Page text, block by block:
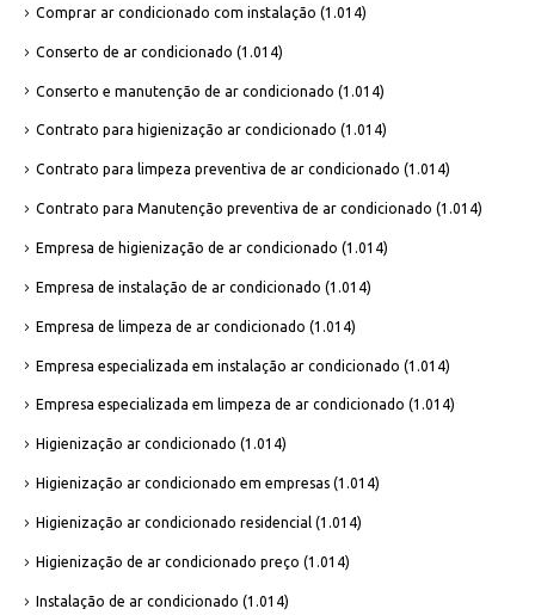
Comprar ar condicionado com instalação (1.014)
Conserto de ar condicionado (1.014)
Conserto e manutenção de ar condicionado (1.014)
Contrato para higienização ar condicionado (1.014)
Contrato para limpeza preventiva de ar condicionado (1.014)
Contrato para Manutenção preventiva de ar condicionado (1.014)
Empresa de higienização de ar condicionado (1.014)
Empresa de instalação de ar condicionado (1.014)
Empresa de limpeza de ar condicionado (1.014)
Empresa especializada em instalação ar condicionado (1.014)
Empresa especializada em limpeza de ar condicionado (1.014)
Higienização ar condicionado (1.014)
Higienização ar condicionado em empresas (1.014)
Higienização ar condicionado residencial (1.014)
Higienização de ar condicionado preço (1.014)
Instalação de ar condicionado (1.014)